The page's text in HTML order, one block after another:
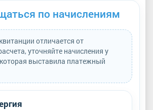
по начислениям
отличается от
уточняйте начисления у
выставила платежный